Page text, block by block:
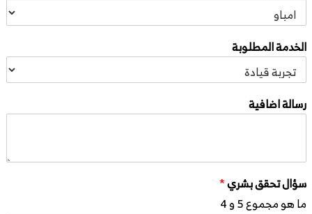
الخدمة المطلوبة
رسالة اضافية
سؤال تحقق بشري*
ما هو مجموع 5 و 4